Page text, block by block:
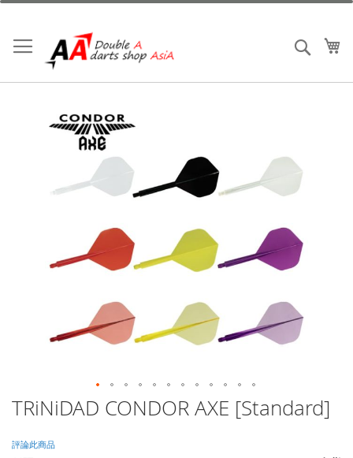
跳
內
容
搜索
TRiNiDAD CONDOR AXE [Standard]
評論此商品
Skip
to
beginning